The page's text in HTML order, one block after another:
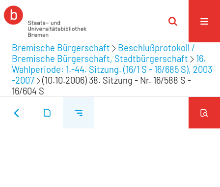
Bremische Bürgerschaft
Beschlußprotokoll /
Bremische Bürgerschaft, Stadtbürgerschaft
16.
Wahlperiode: 1.-44. Sitzung. (16/1 S - 16/685 S), 2003
-2007
(10.10.2006) 38. Sitzung - Nr. 16/588 S -
16/604 S